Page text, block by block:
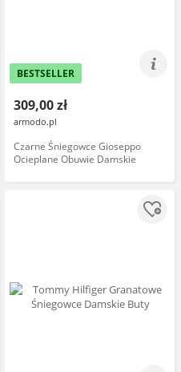
BESTSELLER
309,00 zł
armodo.pl
Czarne Śniegowce Gioseppo
Ocieplane Obuwie Damskie